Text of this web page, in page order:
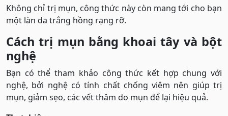
Không chỉ trị mụn, công thức này còn mang tới cho bạn
một làn da trắng hồng rạng rỡ.
Cách trị mụn bằng khoai tây và bột
nghệ
Bạn có thể tham khảo công thức kết hợp chung với
nghệ, bởi nghệ có tính chất chống viêm nên giúp trị
mụn, giảm sẹo, các vết thâm do mụn để lại hiệu quả.